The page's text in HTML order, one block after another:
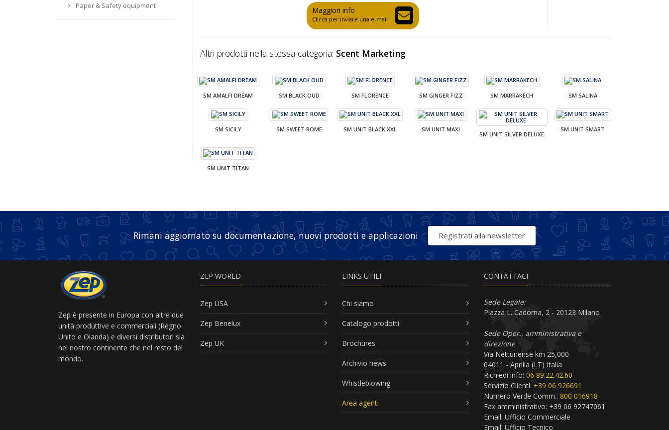
Maggiori info
Clicca per inviare una e-mail
Altri prodotti nella stessa categoria: Scent Marketing
SM AMALFI DREAM SM BLACK OUD SM FLORENCE SM GINGER FIZZ SM MARRAKECH SM SALINA
SM SICILY SM SWEET ROME SM UNIT BLACK XXL SM UNIT MAXI
SM UNIT SILVER DELUXE
SM UNIT SMART
SM UNIT TITAN
Paper & Safety equipment
Rimani aggiornato su documentazione, nuovi prodotti e applicazioni Registrati alla newsletter
Zep è presente in Europa con altre due
unità produttive e commerciali (Regno
Unito e Olanda) e diversi distributori sia
nel nostro continente che nel resto del
mondo.
ZEP WORLD
Zep USA
Zep Benelux
Zep UK
LINKS UTILI
Chi siamo
Catalogo prodotti
Brochures
Archivio news
Whistleblowing
Area agenti
CONTATTACI
Sede Legale:
Piazza L. Cadorna, 2 - 20123 Milano
Sede Oper., amministrativa e
direzione
Via Nettunense km 25,000
04011 - Aprilia (LT) Italia
Richiedi info: 06 89.22.42.60
Servizio Clienti: +39 06 926691
Numero Verde Comm.: 800 016918
Fax amministrativo: +39 06 92747061
Email: Ufficio Commerciale
Email: Ufficio Tecnico